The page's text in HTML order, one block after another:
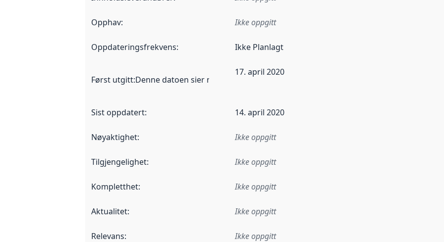
Opphav: Ikke oppgitt
Oppdateringsfrekvens: Ikke Planlagt
Først utgitt:Denne datoen sier når dataene i dette datasettet første gang ble utgitt. Det kan
17. april 2020
Sist oppdatert: 14. april 2020
Nøyaktighet: Ikke oppgitt
Tilgjengelighet: Ikke oppgitt
Kompletthet: Ikke oppgitt
Aktualitet: Ikke oppgitt
Relevans: Ikke oppgitt